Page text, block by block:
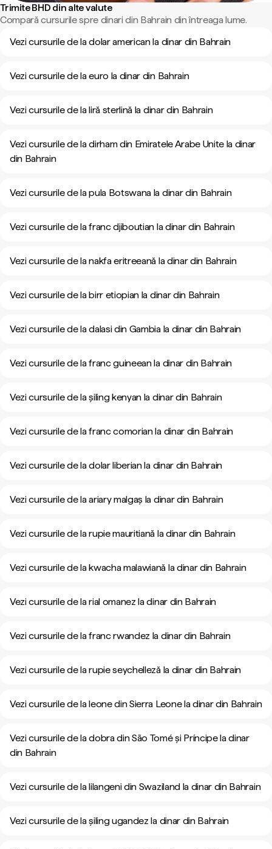
Trimite BHD din alte valute
Compară cursurile spre dinari din Bahrain din întreaga lume.
Vezi cursurile de la dolar american la dinar din Bahrain
Vezi cursurile de la euro la dinar din Bahrain
Vezi cursurile de la liră sterlină la dinar din Bahrain
Vezi cursurile de la dirham din Emiratele Arabe Unite la dinar
din Bahrain
Vezi cursurile de la pula Botswana la dinar din Bahrain
Vezi cursurile de la franc djiboutian la dinar din Bahrain
Vezi cursurile de la nakfa eritreeană la dinar din Bahrain
Vezi cursurile de la birr etiopian la dinar din Bahrain
Vezi cursurile de la dalasi din Gambia la dinar din Bahrain
Vezi cursurile de la franc guineean la dinar din Bahrain
Vezi cursurile de la șiling kenyan la dinar din Bahrain
Vezi cursurile de la franc comorian la dinar din Bahrain
Vezi cursurile de la dolar liberian la dinar din Bahrain
Vezi cursurile de la ariary malgaș la dinar din Bahrain
Vezi cursurile de la rupie mauritiană la dinar din Bahrain
Vezi cursurile de la kwacha malawiană la dinar din Bahrain
Vezi cursurile de la rial omanez la dinar din Bahrain
Vezi cursurile de la franc rwandez la dinar din Bahrain
Vezi cursurile de la rupie seychelleză la dinar din Bahrain
Vezi cursurile de la leone din Sierra Leone la dinar din Bahrain
Vezi cursurile de la dobra din São Tomé și Príncipe la dinar
din Bahrain
Vezi cursurile de la lilangeni din Swaziland la dinar din Bahrain
Vezi cursurile de la șiling ugandez la dinar din Bahrain